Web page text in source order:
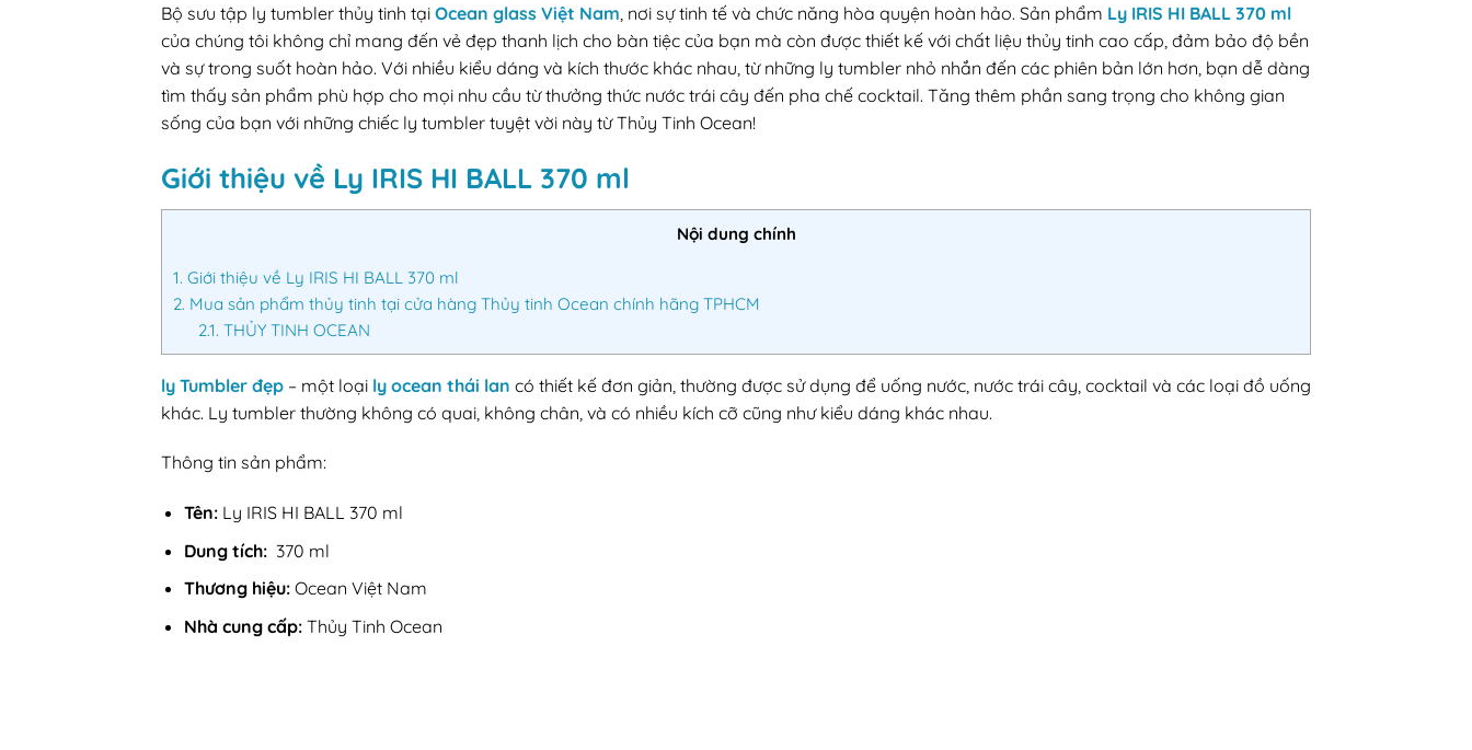
Bộ sưu tập ly tumbler thủy tinh tại Ocean glass Việt Nam , nơi sự tinh tế và chức năng hòa quyện hoàn hảo. Sản phẩm Ly IRIS HI BALL 370 ml
của chúng tôi không chỉ mang đến vẻ đẹp thanh lịch cho bàn tiệc của bạn mà còn được thiết kế với chất liệu thủy tinh cao cấp, đảm bảo độ bền
và sự trong suốt hoàn hảo. Với nhiều kiểu dáng và kích thước khác nhau, từ những ly tumbler nhỏ nhắn đến các phiên bản lớn hơn, bạn dễ dàng
tìm thấy sản phẩm phù hợp cho mọi nhu cầu từ thưởng thức nước trái cây đến pha chế cocktail. Tăng thêm phần sang trọng cho không gian
sống của bạn với những chiếc ly tumbler tuyệt vời này từ Thủy Tinh Ocean!
Giới thiệu về Ly IRIS HI BALL 370 ml
Nội dung chính
1. Giới thiệu về Ly IRIS HI BALL 370 ml
2. Mua sản phẩm thủy tinh tại cửa hàng Thủy tinh Ocean chính hãng TPHCM
2.1. THỦY TINH OCEAN
ly Tumbler đẹp – một loại ly ocean thái lan có thiết kế đơn giản, thường được sử dụng để uống nước, nước trái cây, cocktail và các loại đồ uống
khác. Ly tumbler thường không có quai, không chân, và có nhiều kích cỡ cũng như kiểu dáng khác nhau.
Thông tin sản phẩm:
Tên:Ly IRIS HI BALL 370 ml
Dung tích: 370 ml
Thương hiệu:Ocean Việt Nam
Nhà cung cấp:Thủy Tinh Ocean